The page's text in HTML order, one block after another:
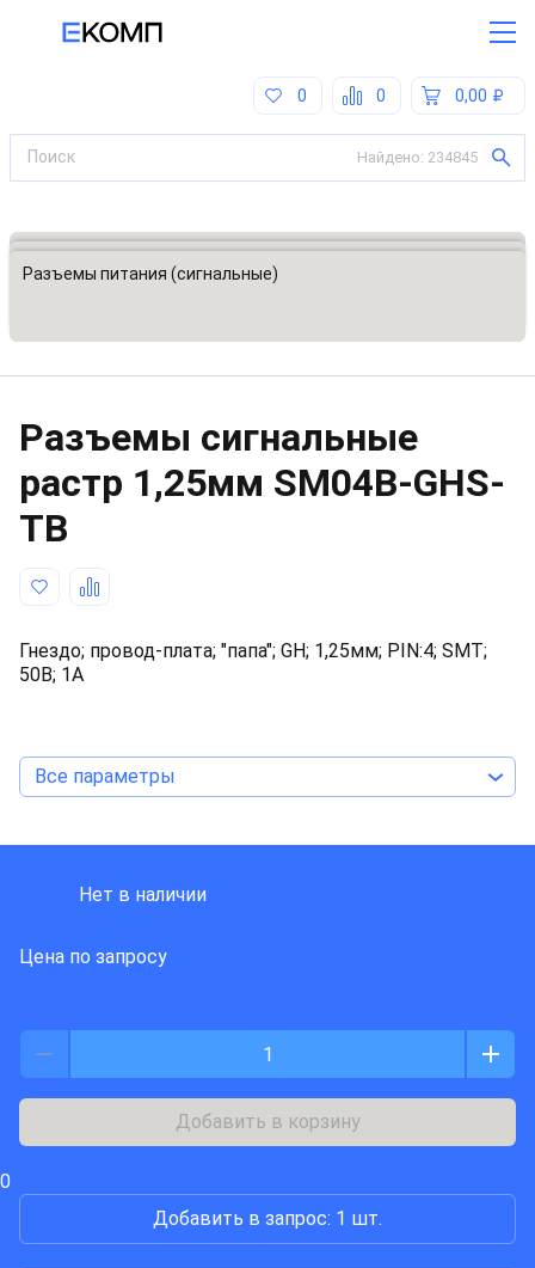
0,00
0
0
Найдено: 234845
Все категории
Разъемы, соединители
Разъемы питания (сигнальные)
Разъeмы сигнальные
растр 1,25мм SM04B-GHS-
TB
Гнездо; провод-плата; "папа"; GH; 1,25мм; PIN:4; SMT;
50В; 1А
Все параметры
Нет в наличии
Цена по запросу
Добавить в корзину
0
Добавить в запрос: 1 шт.